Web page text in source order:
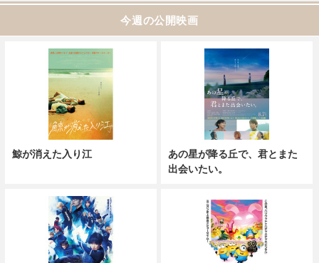
今週の公開映画
鯨が消えた入り江
あの星が降る丘で、君とまた
出会いたい。